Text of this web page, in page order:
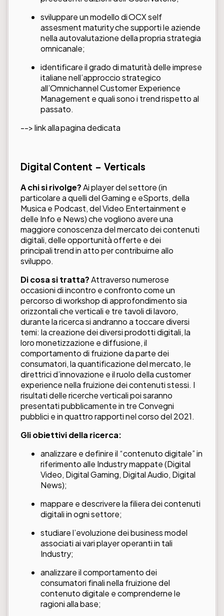
sviluppare un modello di OCX self
assesment maturity che supporti le aziende
nella autovalutazione della propria strategia
omnicanale;
identificare il grado di maturità delle imprese
italiane nell’approccio strategico
all’Omnichannel Customer Experience
Management e quali sono i trend rispetto al
passato.
--> link allapagina dedicata
Digital Content – Verticals
A chi si rivolge?Ai player del settore (in
particolare a quelli del Gaming e eSports, della
Musica e Podcast, del Video Entertainment e
delle Info e News) che vogliono avere una
maggiore conoscenza del mercato dei contenuti
digitali, delle opportunità offerte e dei
principali trend in atto per contribuirne allo
sviluppo.
Di cosa si tratta?Attraverso numerose
occasioni di incontro e confronto come un
percorso di workshop di approfondimento sia
orizzontali che verticali e tre tavoli di lavoro,
durante la ricerca si andranno a toccare diversi
temi: la creazione dei diversi prodotti digitali, la
loro monetizzazione e diffusione, il
comportamento di fruizione da parte dei
consumatori, la quantificazione del mercato, le
direttrici d’innovazione e il ruolo della customer
experience nella fruizione dei contenuti stessi. I
risultati delle ricerche verticali poi saranno
presentati pubblicamente in tre Convegni
pubblici e in quattro rapporti nel corso del 2021.
Gli obiettivi della ricerca:
analizzare e definire il “contenuto digitale” in
riferimento alle Industry mappate (Digital
Video, Digital Gaming, Digital Audio, Digital
News);
mappare e descrivere la filiera dei contenuti
digitali in ogni settore;
studiare l’evoluzione dei business model
associati ai vari player operanti in tali
Industry;
analizzare il comportamento dei
consumatori finali nella fruizione del
contenuto digitale e comprenderne le
ragioni alla base;